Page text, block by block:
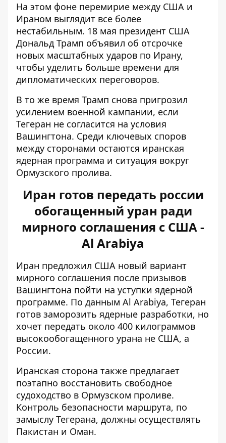
На этом фоне перемирие между США и
Ираном выглядит все более
нестабильным. 18 мая президент США
Дональд Трамп объявил об отсрочке
новых масштабных ударов по Ирану,
чтобы уделить больше времени для
дипломатических переговоров.
В то же время Трамп снова пригрозил
усилением военной кампании, если
Тегеран не согласится на условия
Вашингтона. Среди ключевых споров
между сторонами остаются иранская
ядерная программа и ситуация вокруг
Ормузского пролива.
Иран готов передать россии
обогащенный уран ради
мирного соглашения с США -
Al Arabiya
Иран предложил США новый вариант
мирного соглашения после призывов
Вашингтона пойти на уступки ядерной
программе. По данным Al Arabiya, Тегеран
готов заморозить ядерные разработки, но
хочет передать около 400 килограммов
высокообогащенного урана не США, а
России.
Иранская сторона также предлагает
поэтапно восстановить свободное
судоходство в Ормузском проливе.
Контроль безопасности маршрута, по
замыслу Тегерана, должны осуществлять
Пакистан и Оман.